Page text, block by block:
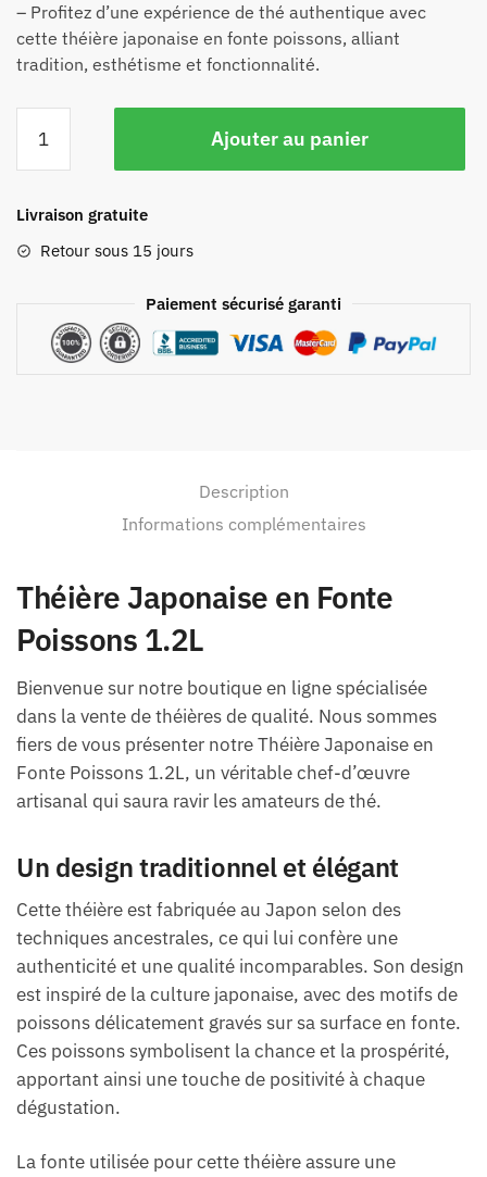
– Profitez d’une expérience de thé authentique avec
cette théière japonaise en fonte poissons, alliant
tradition, esthétisme et fonctionnalité.
Ajouter au panier
Livraison gratuite
Retour sous 15 jours
Paiement sécurisé garanti
Description
Informations complémentaires
Théière Japonaise en Fonte
Poissons 1.2L
Bienvenue sur notre boutique en ligne spécialisée
dans la vente de théières de qualité. Nous sommes
fiers de vous présenter notre Théière Japonaise en
Fonte Poissons 1.2L, un véritable chef-d’œuvre
artisanal qui saura ravir les amateurs de thé.
Un design traditionnel et élégant
Cette théière est fabriquée au Japon selon des
techniques ancestrales, ce qui lui confère une
authenticité et une qualité incomparables. Son design
est inspiré de la culture japonaise, avec des motifs de
poissons délicatement gravés sur sa surface en fonte.
Ces poissons symbolisent la chance et la prospérité,
apportant ainsi une touche de positivité à chaque
dégustation.
La fonte utilisée pour cette théière assure une